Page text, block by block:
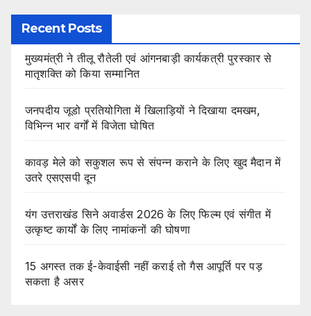
Recent Posts
मुख्यमंत्री ने तीलू रौतेली एवं आंगनबाड़ी कार्यकत्री पुरस्कार से
मातृशक्ति को किया सम्मानित
जनपदीय जूडो प्रतियोगिता में खिलाड़ियों ने दिखाया दमखम,
विभिन्न भार वर्गों में विजेता घोषित
कावड़ मेले को सकुशल रूप से संपन्न कराने के लिए खुद मैदान में
उतरे एसएसपी दून
यंग उत्तराखंड सिने अवार्डस 2026 के लिए फिल्म एवं संगीत में
उत्कृष्ट कार्यों के लिए नामांकनों की घोषणा
15 अगस्त तक ई-केवाईसी नहीं कराई तो गैस आपूर्ति पर पड़
सकता है असर